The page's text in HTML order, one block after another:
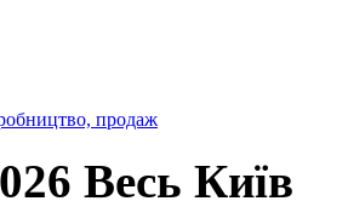
продаж
Весь Київ